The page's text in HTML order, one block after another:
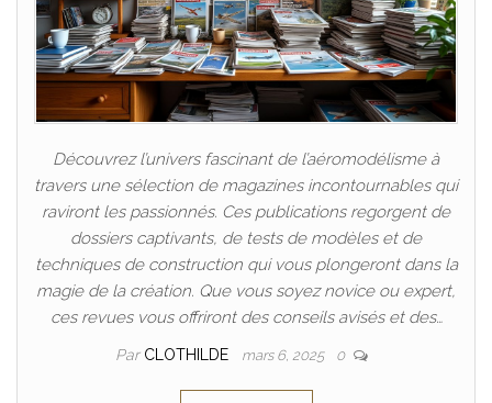
Découvrez l’univers fascinant de l’aéromodélisme à
travers une sélection de magazines incontournables qui
raviront les passionnés. Ces publications regorgent de
dossiers captivants, de tests de modèles et de
techniques de construction qui vous plongeront dans la
magie de la création. Que vous soyez novice ou expert,
ces revues vous offriront des conseils avisés et des…
Par CLOTHILDE mars 6, 2025 0